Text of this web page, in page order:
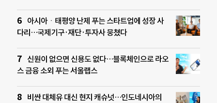
아시아ㆍ태평양 난제 푸는 스타트업에 성장 사
다리…국제기구·재단·투자사 뭉쳤다
신원이 없으면 신용도 없다…블록체인으로 라오
스 금융 소외 푸는 서울랩스
비싼 대체유 대신 현지 캐슈넛…인도네시아의